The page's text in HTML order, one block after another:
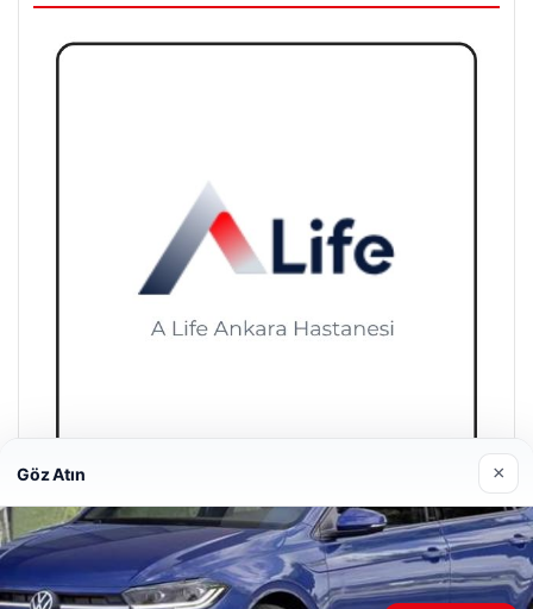
A Life Ankara Hastanesi
27/03/2026
Göz Atın ×